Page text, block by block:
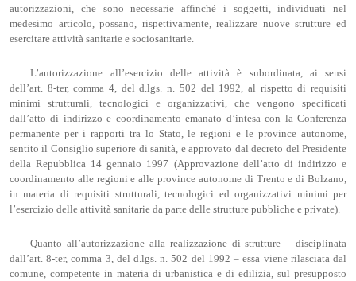
autorizzazioni, che sono necessarie affinché i soggetti, individuati nel
medesimo articolo, possano, rispettivamente, realizzare nuove strutture ed
esercitare attività sanitarie e sociosanitarie.
L’autorizzazione all’esercizio delle attività è subordinata, ai sensi
dell’art. 8-ter, comma 4, del d.lgs. n. 502 del 1992, al rispetto di requisiti
minimi strutturali, tecnologici e organizzativi, che vengono specificati
dall’atto di indirizzo e coordinamento emanato d’intesa con la Conferenza
permanente per i rapporti tra lo Stato, le regioni e le province autonome,
sentito il Consiglio superiore di sanità, e approvato dal decreto del Presidente
della Repubblica 14 gennaio 1997 (Approvazione dell’atto di indirizzo e
coordinamento alle regioni e alle province autonome di Trento e di Bolzano,
in materia di requisiti strutturali, tecnologici ed organizzativi minimi per
l’esercizio delle attività sanitarie da parte delle strutture pubbliche e private).
Quanto all’autorizzazione alla realizzazione di strutture – disciplinata
dall’art. 8-ter, comma 3, del d.lgs. n. 502 del 1992 – essa viene rilasciata dal
comune, competente in materia di urbanistica e di edilizia, sul presupposto